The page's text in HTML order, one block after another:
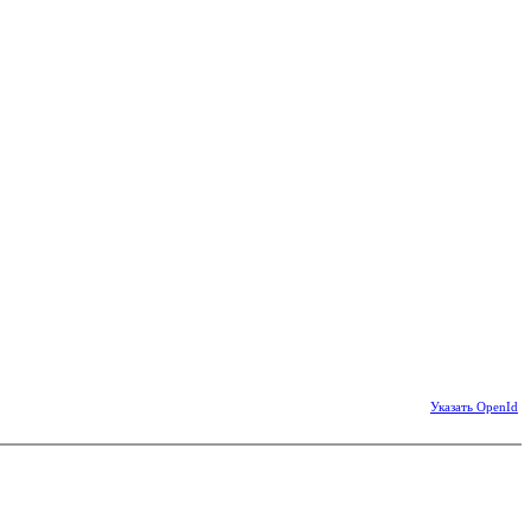
Указать OpenId